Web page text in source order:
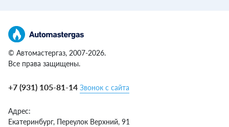
© Автомастергаз, 2007-2026.
Все права защищены.
+7 (931) 105-81-14 Звонок с сайта
Адрес:
Екатеринбург, Переулок Верхний, 91